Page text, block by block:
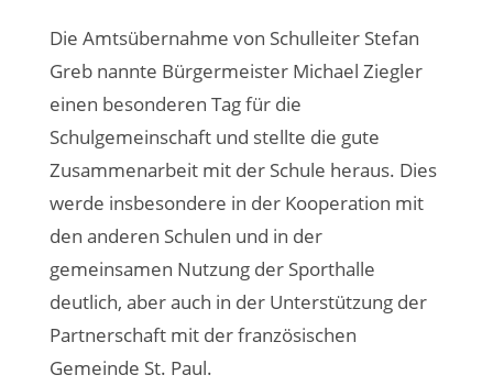
Die Amtsübernahme von Schulleiter Stefan
Greb nannte Bürgermeister Michael Ziegler
einen besonderen Tag für die
Schulgemeinschaft und stellte die gute
Zusammenarbeit mit der Schule heraus. Dies
werde insbesondere in der Kooperation mit
den anderen Schulen und in der
gemeinsamen Nutzung der Sporthalle
deutlich, aber auch in der Unterstützung der
Partnerschaft mit der französischen
Gemeinde St. Paul.